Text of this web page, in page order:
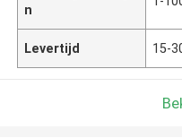
n
Levertijd 15-